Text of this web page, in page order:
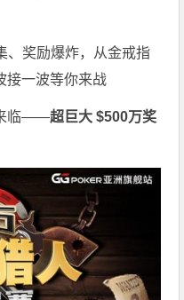
、奖励爆炸，从金戒指
接一波等你来战
临——超巨大 $500万奖